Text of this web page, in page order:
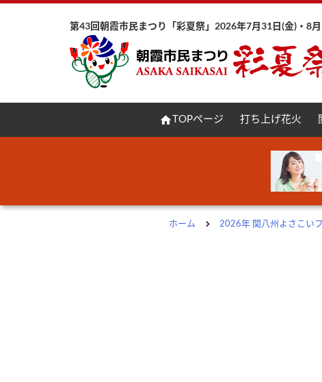
第43回朝霞市民まつり「彩夏祭」2026年7月31日(金)・8
home TOPページ 打ち上げ花火
ホーム 2026年 関八州よさこい